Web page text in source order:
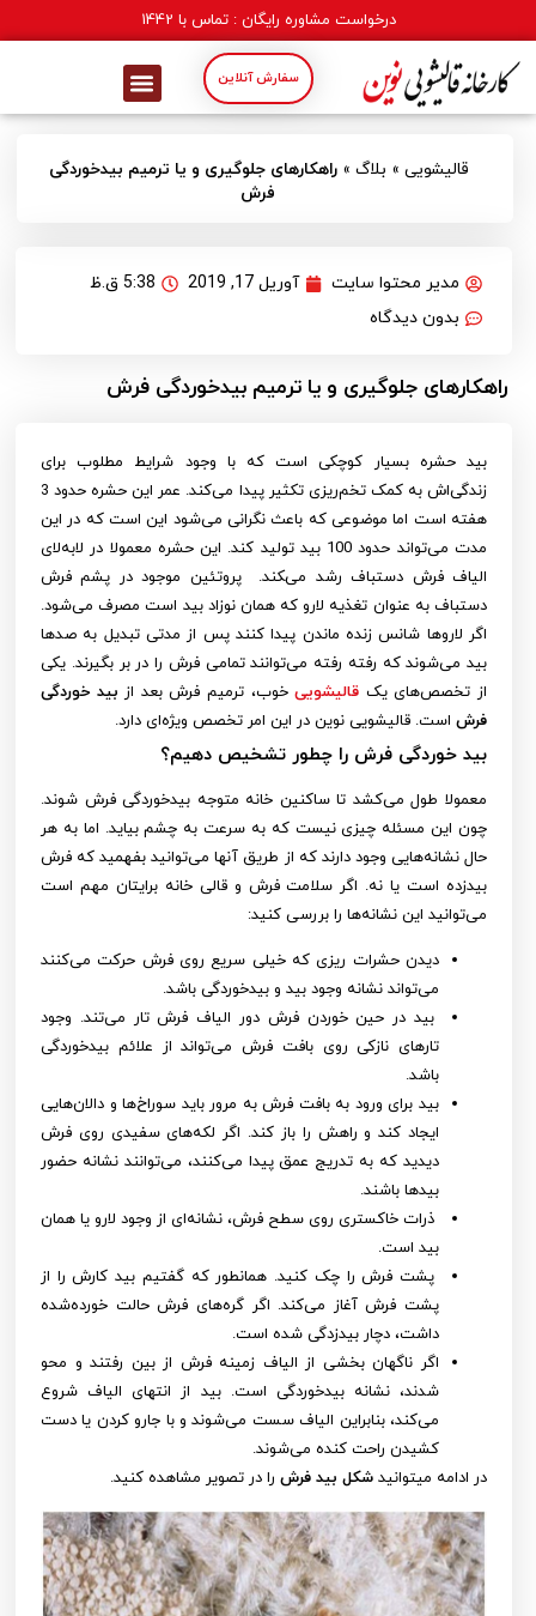
درخواست مشاوره رایگان : تماس با 1442
سفارش آنلاین
قالیشویی » بلاگ »راهکارهای جلوگیری و یا ترمیم بیدخوردگی
فرش
مدیر محتوا سایت آوریل 17, 2019
5:38 ق.ظ
بدون دیدگاه
راهکارهای جلوگیری و یا ترمیم بیدخوردگی فرش
بید حشره بسیار کوچکی است که با وجود شرایط مطلوب برای
زندگی‌اش به کمک تخم‌ریزی تکثیر پیدا می‌کند. عمر این حشره حدود 3
هفته است اما موضوعی که باعث نگرانی می‌شود این است که در این
مدت می‌تواند حدود 100 بید تولید کند. این حشره معمولا در لابه‌لای
الیاف فرش دستباف رشد می‌‍کند. پروتئین موجود در پشم فرش
دستباف به عنوان تغذیه لارو که همان نوزاد بید است مصرف می‌شود.
اگر لاروها شانس زنده ماندن پیدا کنند پس از مدتی تبدیل به صدها
بید می‌شوند که رفته رفته می‌توانند تمامی فرش را در بر بگیرند. یکی
از تخصص‌های یک قالیشوییخوب، ترمیم فرش بعد از بید خوردگی
فرش است. قالیشویی نوین در این امر تخصص ویژه‌ای دارد.
بید خوردگی فرش را چطور تشخیص دهیم؟
معمولا طول می‌کشد تا ساکنین خانه متوجه بیدخوردگی فرش شوند.
چون این مسئله چیزی نیست که به سرعت به چشم بیاید. اما به هر
حال نشانه‌هایی وجود دارند که از طریق آنها می‌توانید بفهمید که فرش
بیدزده است یا نه. اگر سلامت فرش و قالی خانه برایتان مهم است
می‌توانید این نشانه‌ها را بررسی کنید:
دیدن حشرات ریزی که خیلی سریع روی فرش حرکت می‌کنند
می‌تواند نشانه وجود بید و بیدخوردگی باشد.
بید در حین خوردن فرش دور الیاف فرش تار می‌تند. وجود
تارهای نازکی روی بافت فرش می‌تواند از علائم بیدخوردگی
باشد.
بید برای ورود به بافت فرش به مرور باید سوراخ‌ها و دالان‌هایی
ایجاد کند و راهش را باز کند. اگر لکه‌های سفیدی روی فرش
دیدید که به تدریج عمق پیدا می‌کنند، می‌توانند نشانه حضور
بیدها باشند.
ذرات خاکستری روی سطح فرش، نشانه‌ای از وجود لارو یا همان
بید است.
پشت فرش را چک کنید. همانطور که گفتیم بید کارش را از
پشت فرش آغاز می‌کند. اگر گره‌های فرش حالت خورده‌شده
داشت، دچار بیدزدگی شده است.
اگر ناگهان بخشی از الیاف زمینه فرش از بین رفتند و محو
شدند، نشانه بیدخوردگی است. بید از انتهای الیاف شروع
می‌کند، بنابراین الیاف سست می‌شوند و با جارو کردن یا دست
کشیدن راحت کنده می‌شوند.
در ادامه میتوانید شکل بید فرش را در تصویر مشاهده کنید.